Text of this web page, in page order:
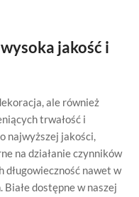
jakość i
ale również
trwałość i
najwyższej jakości,
na działanie czynników
nawet w
dostępne w naszej